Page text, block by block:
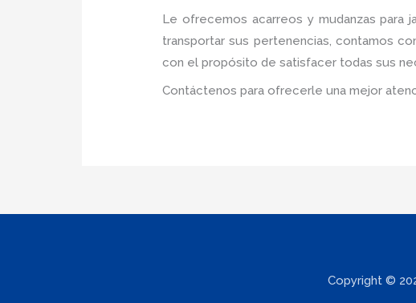
Le ofrecemos acarreos y mudanzas para
transportar sus pertenencias, contamos
con el propósito de satisfacer todas sus
Contáctenos para ofrecerle una mejor
Copyright ©